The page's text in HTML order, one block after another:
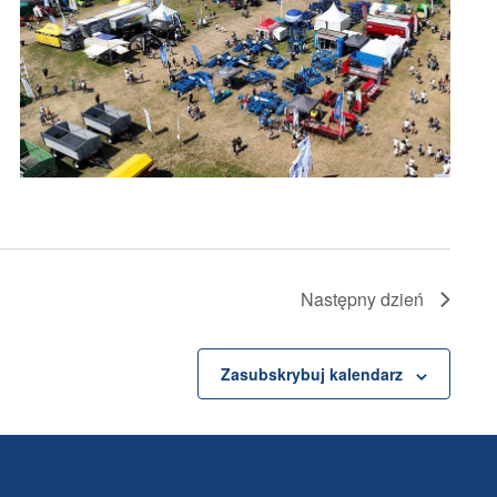
Następny dzień
Zasubskrybuj kalendarz